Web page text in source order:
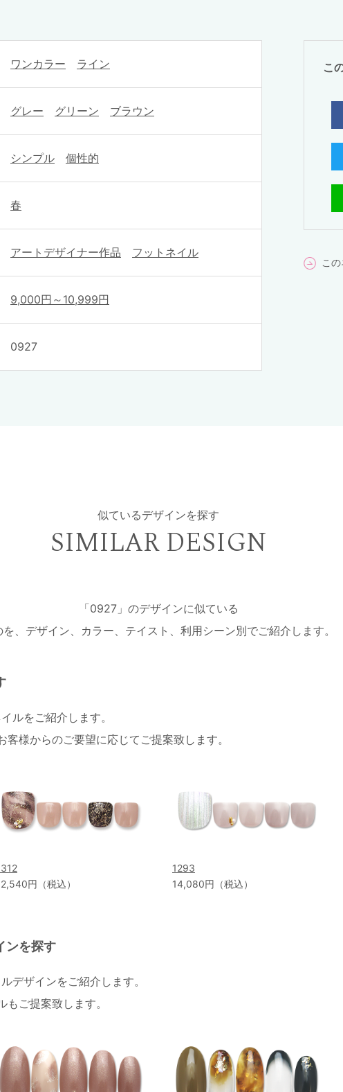
ワンカラー ライン
グレー グリーン ブラウン
シンプル 個性的
春
アートデザイナー作品 フットネイル
9,000円～10,999円
0927
こ
こ
似ているデザインを探す
SIMILAR DESIGN
「0927」のデザインに似ている
を、デザイン、カラー、テイスト、利用シーン別でご紹介します。
ルをご紹介します。
様からのご要望に応じてご提案致します。
円（税込）
1293
14,080円（税込）
ンを探す
デザインをご紹介します。
ご提案致します。